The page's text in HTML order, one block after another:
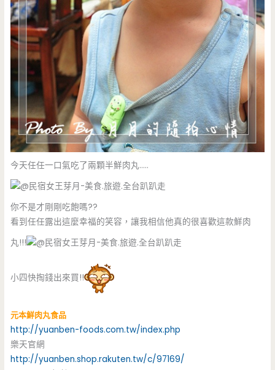
今天任任一口氣吃了兩顆半鮮肉丸…..
你不是才剛剛吃飽嗎??
看到任任露出這麼幸福的笑容，讓我相信他真的很喜歡這款鮮肉
丸!!!
小四快掏錢出來買!!
元本鮮肉丸食品
http://yuanben-foods.com.tw/index.php
樂天官網
http://yuanben.shop.rakuten.tw/c/97169/